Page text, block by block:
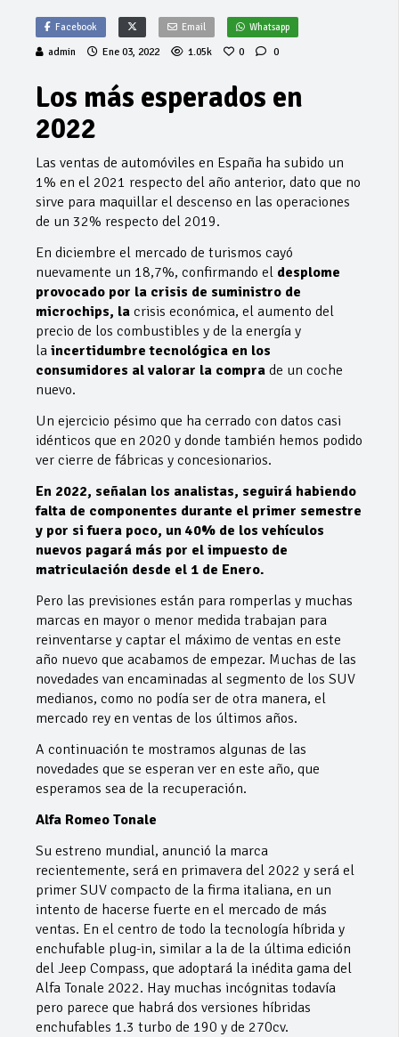
Facebook Email Whatsapp
admin Ene 03, 2022 1.05k 0 0
Los más esperados en
2022
Las ventas de automóviles en España ha subido un
1% en el 2021 respecto del año anterior, dato que no
sirve para maquillar el descenso en las operaciones
de un 32% respecto del 2019.
En diciembre el mercado de turismos cayó
nuevamente un 18,7%, confirmando el desplome
provocado por la crisis de suministro de
microchips, la crisis económica, el aumento del
precio de los combustibles y de la energía y
la incertidumbre tecnológica en los
consumidores al valorar la compra de un coche
nuevo.
Un ejercicio pésimo que ha cerrado con datos casi
idénticos que en 2020 y donde también hemos podido
ver cierre de fábricas y concesionarios.
En 2022, señalan los analistas, seguirá habiendo
falta de componentes durante el primer semestre
y por si fuera poco, un 40% de los vehículos
nuevos pagará más por el impuesto de
matriculación desde el 1 de Enero.
Pero las previsiones están para romperlas y muchas
marcas en mayor o menor medida trabajan para
reinventarse y captar el máximo de ventas en este
año nuevo que acabamos de empezar. Muchas de las
novedades van encaminadas al segmento de los SUV
medianos, como no podía ser de otra manera, el
mercado rey en ventas de los últimos años.
A continuación te mostramos algunas de las
novedades que se esperan ver en este año, que
esperamos sea de la recuperación.
Alfa Romeo Tonale
Su estreno mundial, anunció la marca
recientemente, será en primavera del 2022 y será el
primer SUV compacto de la firma italiana, en un
intento de hacerse fuerte en el mercado de más
ventas. En el centro de todo la tecnología híbrida y
enchufable plug-in, similar a la de la última edición
del Jeep Compass, que adoptará la inédita gama del
Alfa Tonale 2022. Hay muchas incógnitas todavía
pero parece que habrá dos versiones híbridas
enchufables 1.3 turbo de 190 y de 270cv.